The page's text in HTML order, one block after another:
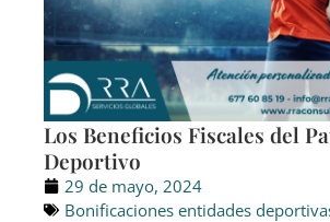
Los Beneficios Fiscales del
Deportivo
29 de mayo, 2024
Bonificaciones entidades